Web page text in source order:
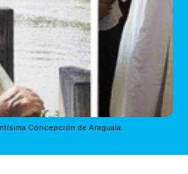
Concepción de Araguaia.